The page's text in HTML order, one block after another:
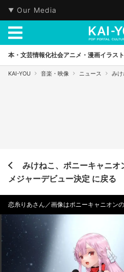
Our Media
本・文芸情報化社会アニメ・漫画イラス
KAI-YOU 音楽・映像 ニュース み
みけねこ、ポニーキャニ
メジャーデビュー決定 に戻る
恋糸りあさん／画像はポニーキャニオンの